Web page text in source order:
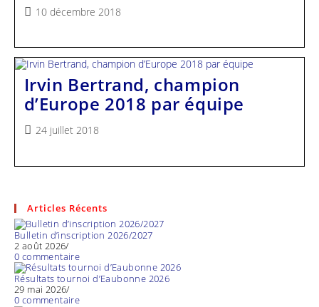
Publication
10 décembre 2018
Irvin Bertrand, champion
d’Europe 2018 par équipe
Publication
24 juillet 2018
Articles Récents
Bulletin d’inscription 2026/2027
2 août 2026/
0 commentaire
Résultats tournoi d’Eaubonne 2026
29 mai 2026/
0 commentaire